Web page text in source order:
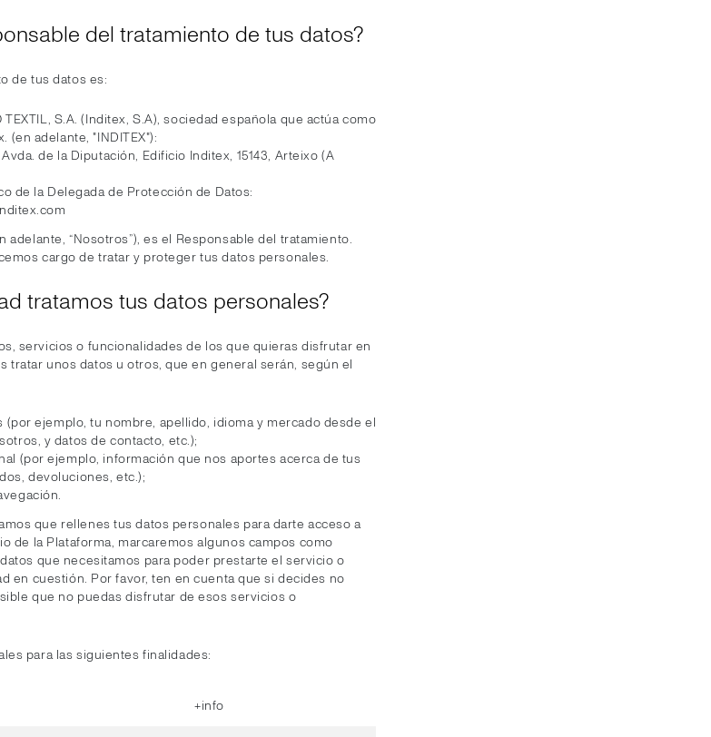
del tratamiento de tus datos?
de tus datos es:
TEXTIL, S.A. (Inditex, S.A), sociedad española que actúa como
(en adelante, "INDITEX"):
de la Diputación, Edificio Inditex, 15143, Arteixo (A
de la Delegada de Protección de Datos:
adelante, “Nosotros”), es el Responsable del tratamiento.
cargo de tratar y proteger tus datos personales.
tratamos tus datos personales?
servicios o funcionalidades de los que quieras disfrutar en
tratar unos datos u otros, que en general serán, según el
ejemplo, tu nombre, apellido, idioma y mercado desde el
y datos de contacto, etc.);
(por ejemplo, información que nos aportes acerca de tus
devoluciones, etc.);
que rellenes tus datos personales para darte acceso a
de la Plataforma, marcaremos algunos campos como
que necesitamos para poder prestarte el servicio o
en cuestión. Por favor, ten en cuenta que si decides no
que no puedas disfrutar de esos servicios o
para las siguientes finalidades:
+info